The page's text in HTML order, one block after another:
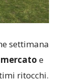
settimana
e
ritocchi.